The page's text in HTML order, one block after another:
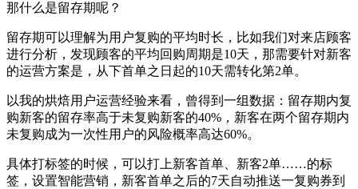
那什么是留存期呢？
留存期可以理解为用户复购的平均时长，比如我们对来店顾客
进行分析，发现顾客的平均回购周期是10天，那需要针对新客
的运营方案是，从下首单之日起的10天需转化第2单。
以我的烘焙用户运营经验来看，曾得到一组数据：留存期内复
购新客的留存率高于未复购新客的40%，新客在两个留存期内
未复购成为一次性用户的风险概率高达60%。
具体打标签的时候，可以打上新客首单、新客2单……的标
签，设置智能营销，新客首单之后的7天自动推送一复购券到